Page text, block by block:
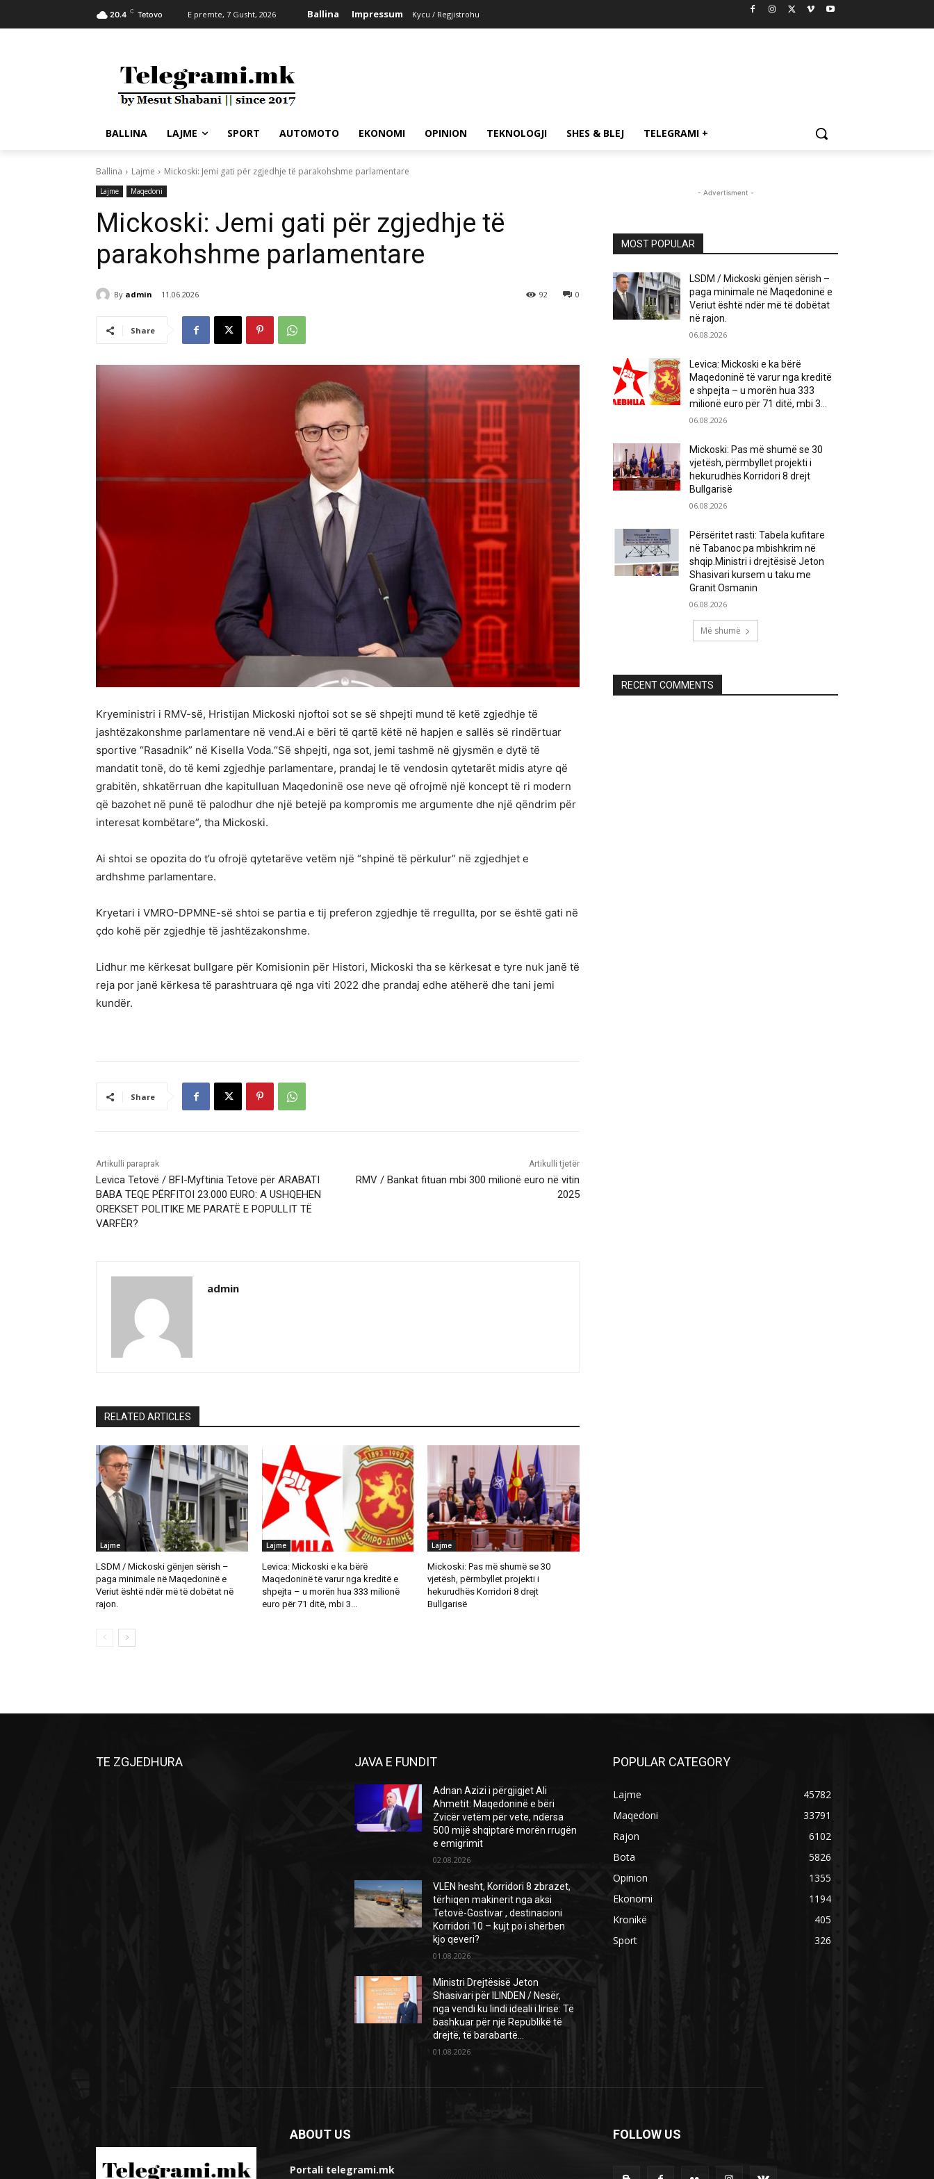
20.4 C Tetovo E premte, 7 Gusht, 2026 Ballina Impressum Kycu / Regjistrohu
BALLINA LAJME SPORT AUTOMOTO EKONOMI OPINION TEKNOLOGJI SHES & BLEJ TELEGRAMI +
Ballina Lajme Mickoski: Jemi gati për zgjedhje të parakohshme parlamentare
Lajme Maqedoni
Mickoski: Jemi gati për zgjedhje të
parakohshme parlamentare
By admin 11.06.2026 0
92
Share
Kryeministri i RMV-së, Hristijan Mickoski njoftoi sot se së shpejti mund të ketë zgjedhje të
jashtëzakonshme parlamentare në vend.Ai e bëri të qartë këtë në hapjen e sallës së rindërtuar
sportive “Rasadnik” në Kisella Voda.“Së shpejti, nga sot, jemi tashmë në gjysmën e dytë të
mandatit tonë, do të kemi zgjedhje parlamentare, prandaj le të vendosin qytetarët midis atyre që
grabitën, shkatërruan dhe kapitulluan Maqedoninë ose neve që ofrojmë një koncept të ri modern
që bazohet në punë të palodhur dhe një betejë pa kompromis me argumente dhe një qëndrim për
interesat kombëtare”, tha Mickoski.
Ai shtoi se opozita do t’u ofrojë qytetarëve vetëm një “shpinë të përkulur” në zgjedhjet e
ardhshme parlamentare.
Kryetari i VMRO-DPMNE-së shtoi se partia e tij preferon zgjedhje të rregullta, por se është gati në
çdo kohë për zgjedhje të jashtëzakonshme.
Lidhur me kërkesat bullgare për Komisionin për Histori, Mickoski tha se kërkesat e tyre nuk janë të
reja por janë kërkesa të parashtruara që nga viti 2022 dhe prandaj edhe atëherë dhe tani jemi
kundër.
Share
Artikulli paraprak
Levica Tetovë / BFI-Myftinia Tetovë për ARABATI
BABA TEQE PËRFITOI 23.000 EURO: A USHQEHEN
OREKSET POLITIKE ME PARATË E POPULLIT TË
VARFËR?
Artikulli tjetër
RMV / Bankat fituan mbi 300 milionë euro në vitin
2025
admin
RELATED ARTICLES
Lajme
LSDM / Mickoski gënjen sërish –
paga minimale në Maqedoninë e
Veriut është ndër më të dobëtat në
rajon.
Lajme
Levica: Mickoski e ka bërë
Maqedoninë të varur nga kreditë e
shpejta – u morën hua 333 milionë
euro për 71 ditë, mbi 3...
Lajme
Mickoski: Pas më shumë se 30
vjetësh, përmbyllet projekti i
hekurudhës Korridori 8 drejt
Bullgarisë
- Advertisment -
MOST POPULAR
LSDM / Mickoski gënjen sërish –
paga minimale në Maqedoninë e
Veriut është ndër më të dobëtat
në rajon.
06.08.2026
Levica: Mickoski e ka bërë
Maqedoninë të varur nga kreditë
e shpejta – u morën hua 333
milionë euro për 71 ditë, mbi 3...
06.08.2026
Mickoski: Pas më shumë se 30
vjetësh, përmbyllet projekti i
hekurudhës Korridori 8 drejt
Bullgarisë
06.08.2026
Përsëritet rasti: Tabela kufitare
në Tabanoc pa mbishkrim në
shqip.Ministri i drejtësisë Jeton
Shasivari kursem u taku me
Granit Osmanin
06.08.2026
Më shumë
RECENT COMMENTS
TE ZGJEDHURA JAVA E FUNDIT
Adnan Azizi i përgjigjet Ali
Ahmetit: Maqedoninë e bëri
Zvicër vetëm për vete, ndërsa
500 mijë shqiptarë morën rrugën
e emigrimit
02.08.2026
VLEN hesht, Korridori 8 zbrazet,
tërhiqen makinerit nga aksi
Tetovë-Gostivar , destinacioni
Korridori 10 – kujt po i shërben
kjo qeveri?
01.08.2026
Ministri Drejtësisë Jeton
Shasivari për ILINDEN / Nesër,
nga vendi ku lindi ideali i lirisë: Të
bashkuar për një Republikë të
drejtë, të barabartë...
01.08.2026
POPULAR CATEGORY
Lajme
45782
Maqedoni
33791
Rajon
6102
Bota
5826
Opinion
1355
Ekonomi
1194
Kronikë
405
Sport
326
ABOUT US
Portali telegrami.mk
FOLLOW US